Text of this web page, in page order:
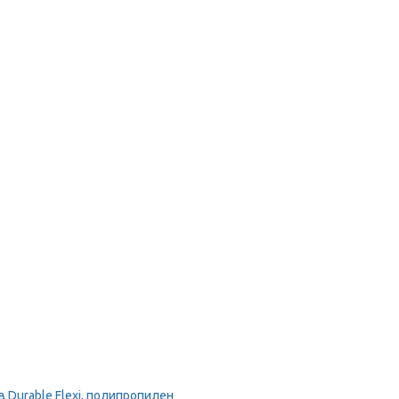
Flexi, полипропилен